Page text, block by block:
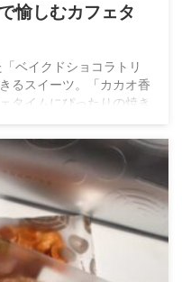
愉しむカフェタ
ベイクドショコラトリ
るスイーツ。「カカオ香
タイムにぴったりの焼き